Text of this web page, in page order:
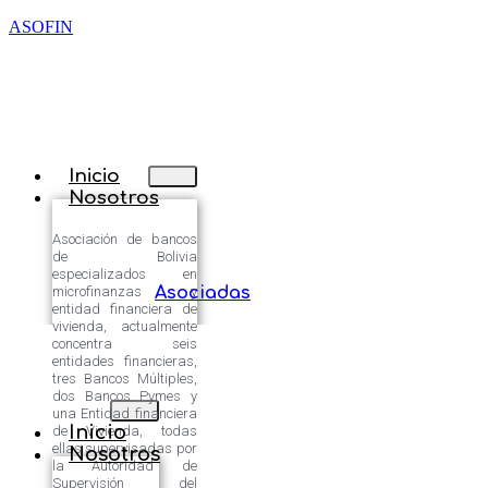
ASOFIN
Inicio
Nosotros
Asociación de bancos
de Bolivia
especializados en
microfinanzas y
entidad financiera de
vivienda, actualmente
concentra seis
entidades financieras,
tres Bancos Múltiples,
dos Bancos Pymes y
una Entidad financiera
de Vivienda, todas
ellas supervisadas por
la Autoridad de
Supervisión del
Asociadas
Inicio
Nosotros